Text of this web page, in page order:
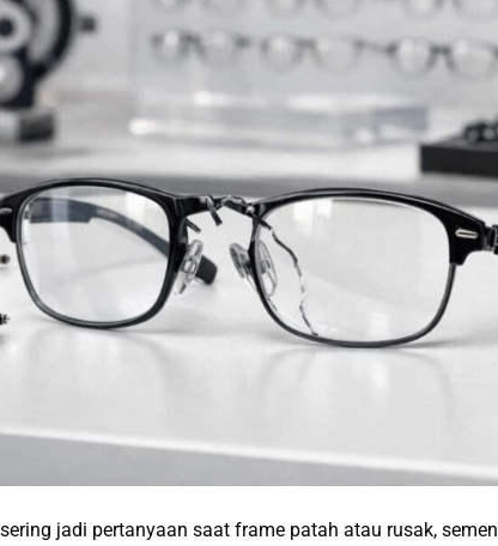
jadi pertanyaan saat frame patah atau rusak,